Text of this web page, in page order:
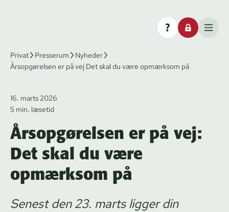
Privat Presserum
Nyheder
Årsopgørelsen er på vej Det skal du være opmærksom på
16. marts 2026
5 min. læsetid
Årsopgørelsen er på vej:
Det skal du være
opmærksom på
Senest den 23. marts ligger din